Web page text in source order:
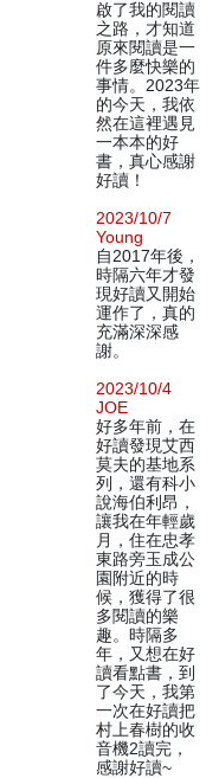
啟了我的閱讀
之路，才知道
原來閱讀是一
件多麼快樂的
事情。2023年
的今天，我依
然在這裡遇見
一本本的好
書，真心感謝
好讀！
2023/10/7
Young
自2017年後，
時隔六年才發
現好讀又開始
運作了，真的
充滿深深感
謝。
2023/10/4
JOE
好多年前，在
好讀發現艾西
莫夫的基地系
列，還有科小
說海伯利昂，
讓我在年輕歲
月，住在忠孝
東路旁玉成公
園附近的時
候，獲得了很
多閱讀的樂
趣。時隔多
年，又想在好
讀看點書，到
了今天，我第
一次在好讀把
村上春樹的收
音機2讀完，
感謝好讀~